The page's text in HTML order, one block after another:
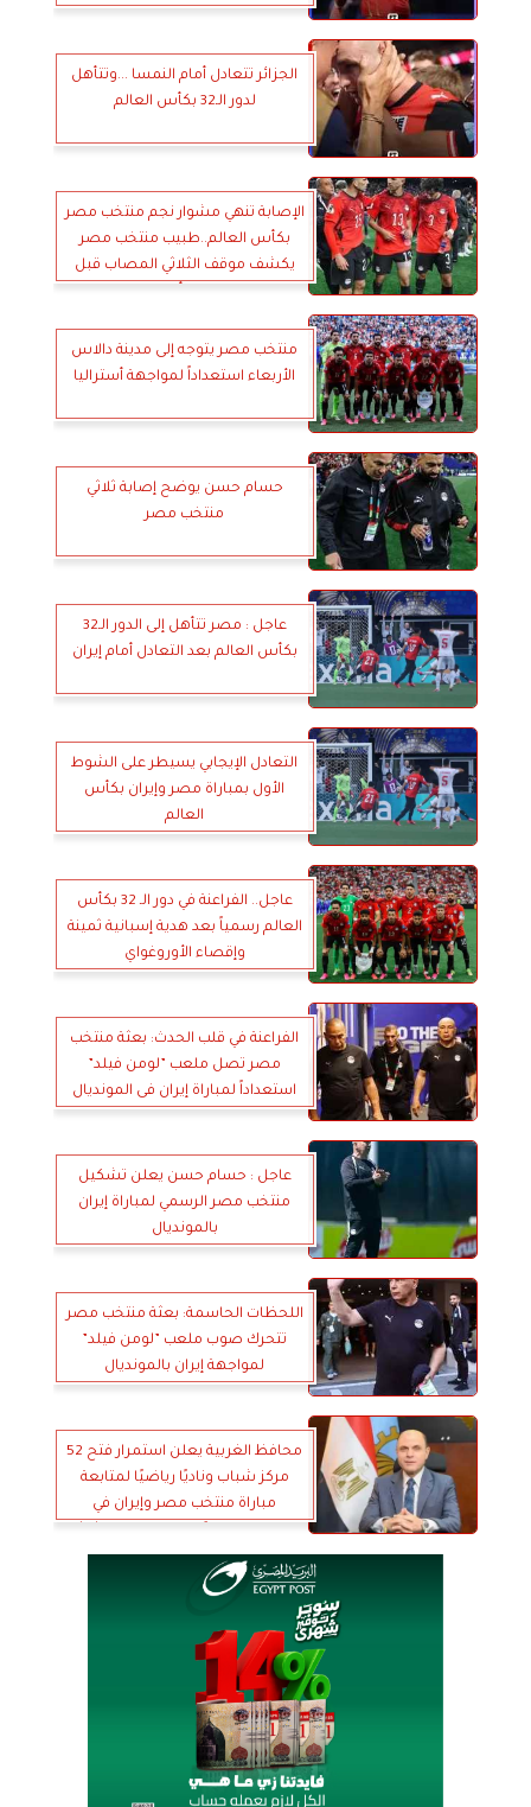
الجزائر تتعادل أمام النمسا ...وتتأهل
لدور الـ32 بكأس العالم
الإصابة تنهي مشوار نجم منتخب مصر
بكأس العالم..طبيب منتخب مصر
يكشف موقف الثلاثي المصاب قبل
منتخب مصر يتوجه إلى مدينة دالاس
الأربعاء استعداداً لمواجهة أستراليا
حسام حسن يوضح إصابة ثلاثي
منتخب مصر
عاجل : مصر تتأهل إلى الدور الـ32
بكأس العالم بعد التعادل أمام إيران
التعادل الإيجابي يسيطر على الشوط
الأول بمباراة مصر وإيران بكأس
العالم
عاجل.. الفراعنة في دور الـ 32 بكأس
العالم رسمياً بعد هدية إسبانية ثمينة
وإقصاء الأوروغواي
الفراعنة في قلب الحدث: بعثة منتخب
مصر تصل ملعب ”لومن فيلد”
استعداداً لمباراة إيران فى المونديال
عاجل : حسام حسن يعلن تشكيل
منتخب مصر الرسمي لمباراة إيران
بالمونديال
اللحظات الحاسمة: بعثة منتخب مصر
تتحرك صوب ملعب ”لومن فيلد”
لمواجهة إيران بالمونديال
محافظ الغربية يعلن استمرار فتح 52
مركز شباب وناديًا رياضيًا لمتابعة
مباراة منتخب مصر وإيران في
بكأس العالم 2026